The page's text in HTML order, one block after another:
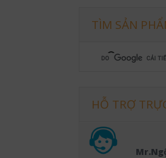
TÌM SẢN
HỖ TRỢ